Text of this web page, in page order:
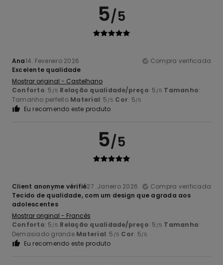
5/5
Ana14. Fevereiro 2026
Compra verificada
Excelente qualidade
Mostrar original - Castelhano
Conforto: 5 /5 Relação qualidade/preço: 5 /5 Tamanho:
Tamanho perfeito Material: 5 /5 Cor: 5/5
Eu recomendo este produto
5/5
Client anonyme vérifié27. Janeiro 2026
Compra verificada
Tecido de qualidade, com um design que agrada aos
adolescentes
Mostrar original - Francês
Conforto: 5 /5 Relação qualidade/preço: 5 /5 Tamanho:
Demasiado grande Material: 5 /5 Cor: 5/5
Eu recomendo este produto